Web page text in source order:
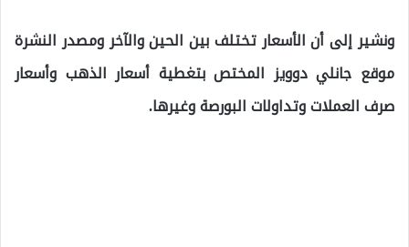
ونشير إلى أن الأسعار تختلف بين الحين والآخر ومصدر النشرة
موقع جانلي دوويز المختص بتغطية أسعار الذهب وأسعار
صرف العملات وتداولات البورصة وغيرها.